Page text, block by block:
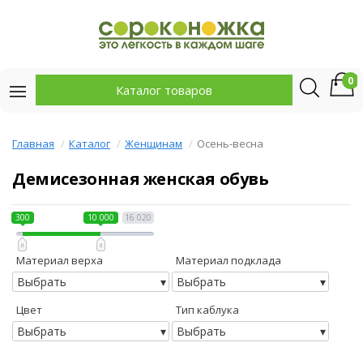
Каталог товаров
0
Главная Каталог Женщинам Осень-весна
Демисезонная женская обувь
16 020
300 10 000
Материал верха
Выбрать
Материал подклада
Выбрать
Цвет
Выбрать
Тип каблука
Выбрать